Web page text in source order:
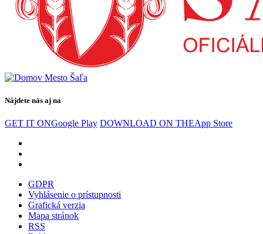
Nájdete nás aj na
GET IT ONGoogle Play DOWNLOAD ON THEApp Store
GDPR
Vyhlásenie o prístupnosti
Grafická verzia
Mapa stránok
RSS